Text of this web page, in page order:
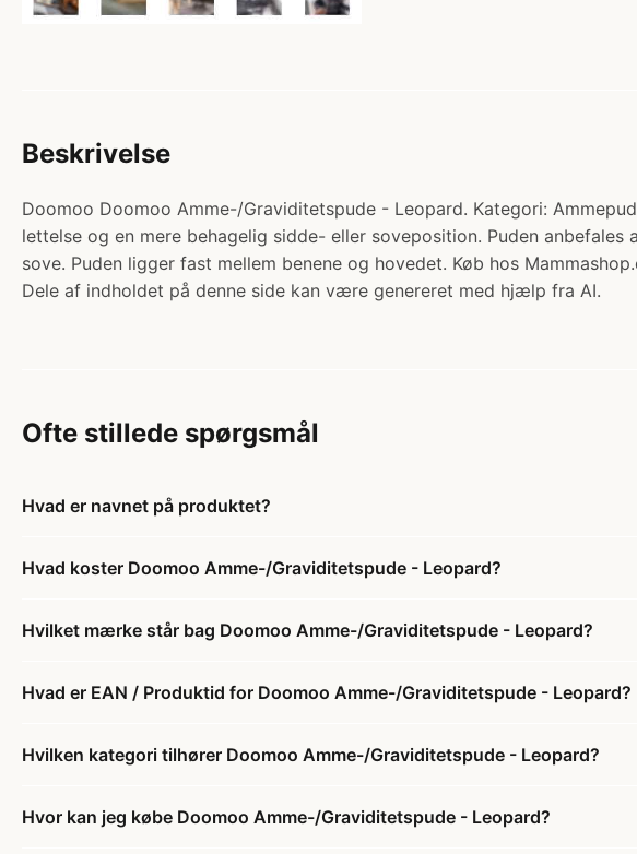
Beskrivelse
Doomoo Doomoo Amme-/Graviditetspude - Leopard. Kategori:
lettelse og en mere behagelig sidde- eller soveposition. Puden
sove. Puden ligger fast mellem benene og hovedet. Køb hos
Dele af indholdet på denne side kan være genereret med hjælp fra AI.
Ofte stillede spørgsmål
Hvad er navnet på produktet?
Hvad koster Doomoo Amme-/Graviditetspude - Leopard?
Hvilket mærke står bag Doomoo Amme-/Graviditetspude - Leopard?
Hvad er EAN / Produktid for Doomoo Amme-/Graviditetspude - Leopard?
Hvilken kategori tilhører Doomoo Amme-/Graviditetspude - Leopard?
Hvor kan jeg købe Doomoo Amme-/Graviditetspude - Leopard?